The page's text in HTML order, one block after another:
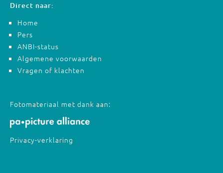
Direct naar:
Home
Pers
ANBI-status
Algemene voorwaarden
Vragen of klachten
Fotomateriaal met dank aan:
Privacy-verklaring